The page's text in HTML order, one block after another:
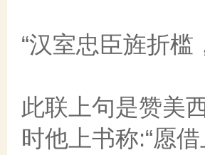
“汉室忠臣旌折
此联上句是赞美
时他上书称:“愿